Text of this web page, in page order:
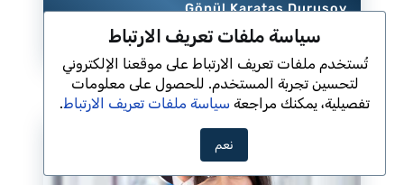
Gönül Karataş Durusoy
صحة وأمراض العيون
مستشفى Aritmi عثمان غازي الخاص
سياسة ملفات تعريف الارتباط
تُستخدم ملفات تعريف الارتباط على موقعنا الإلكتروني
لتحسين تجربة المستخدم. للحصول على معلومات
تفصيلية، يمكنك مراجعة سياسة ملفات تعريف الارتباط.
نعم